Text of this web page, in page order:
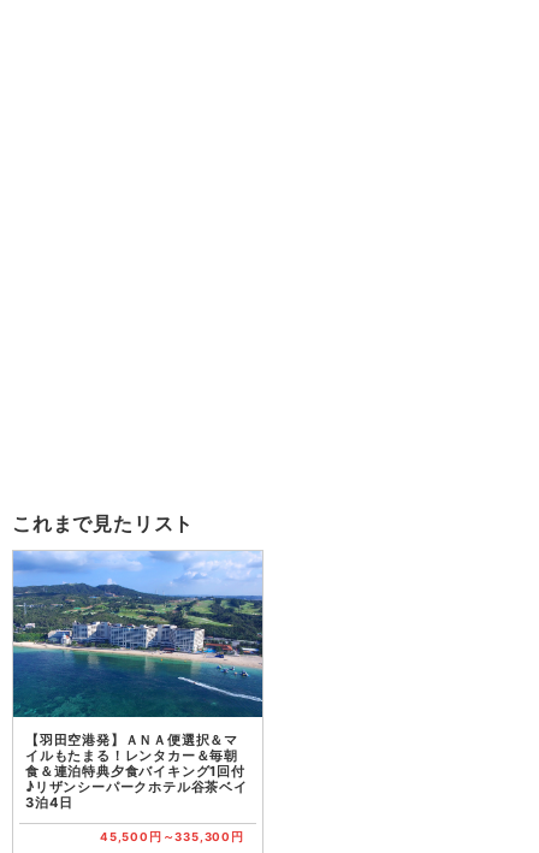
これまで見たリスト
【羽田空港発】ＡＮＡ便選択＆マ
イルもたまる！レンタカー＆毎朝
食＆連泊特典夕食バイキング1回付
♪リザンシーパークホテル谷茶ベイ
3泊4日
45,500円～335,300円